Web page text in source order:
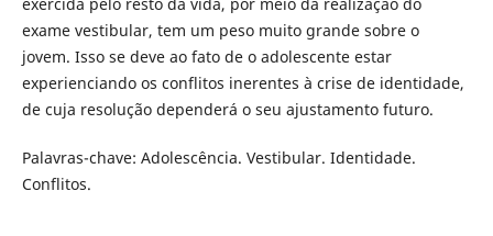
exame vestibular, tem um peso muito grande sobre o
jovem. Isso se deve ao fato de o adolescente estar
experienciando os conflitos inerentes à crise de identidade,
de cuja resolução dependerá o seu ajustamento futuro.
Palavras-chave: Adolescência. Vestibular. Identidade.
Conflitos.